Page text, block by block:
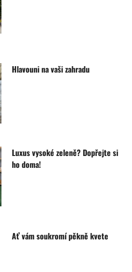
Hlavouni na vaši zahradu
Luxus vysoké zeleně? Dopřejte si
ho doma!
Ať vám soukromí pěkně kvete